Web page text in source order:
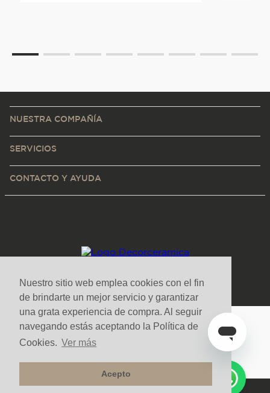
Nuestro sitio web emplea cookies con el fin
de brindarte un mejor servicio y garantizar
una grata experiencia de compra. Al seguir
navegando estás aceptando la Política de
Cookies. Ver más
Acepto
NUESTRA COMPAÑÍA
SERVICIOS
CONTACTO Y AYUDA
Medios de pago y sitio seguro
Todos los derechos reservados. Copyright © Decorceramica 2025